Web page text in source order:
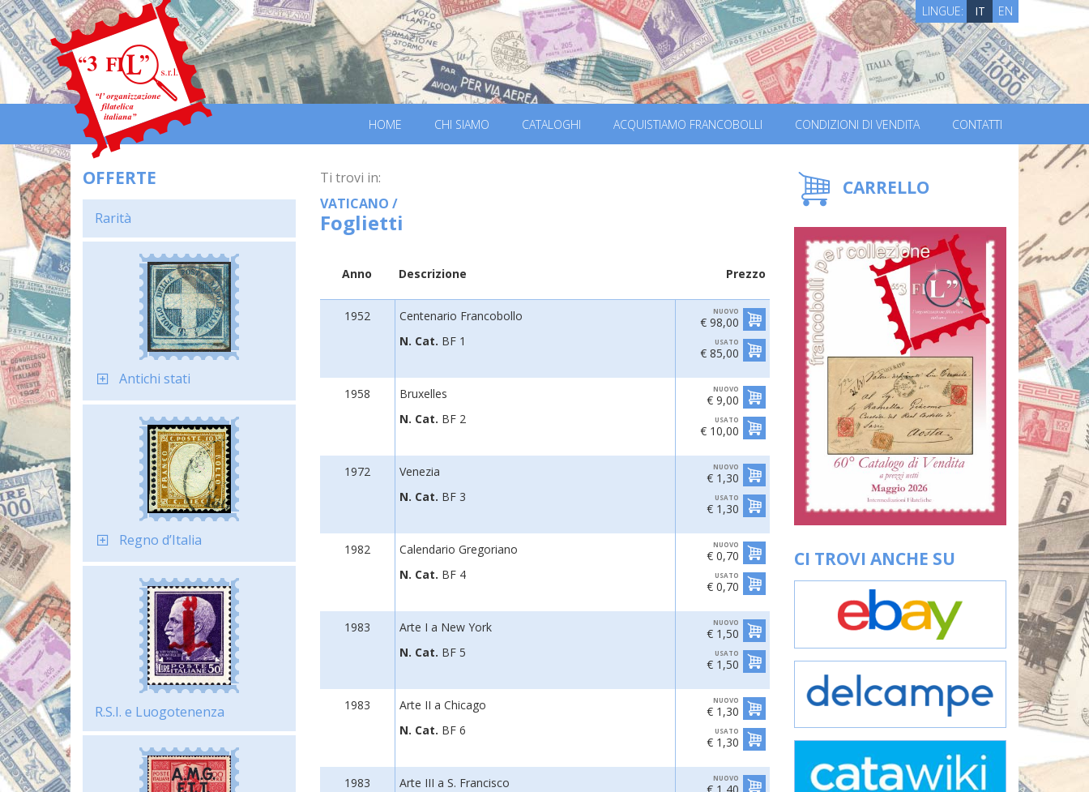
LINGUE: IT EN
HOME CHI SIAMO CATALOGHI ACQUISTIAMO FRANCOBOLLI CONDIZIONI DI VENDITA CONTATTI
OFFERTE
Rarità
Antichi stati
Regno d’Italia
R.S.I. e Luogotenenza
Ti trovi in:
VATICANO /
Foglietti
Anno Descrizione Prezzo
1952
Centenario Francobollo
N. Cat. BF 1
NUOVO
€ 98,00
USATO
€ 85,00
1958
Bruxelles
N. Cat. BF 2
NUOVO
€ 9,00
USATO
€ 10,00
1972
Venezia
N. Cat. BF 3
NUOVO
€ 1,30
USATO
€ 1,30
1982
Calendario Gregoriano
N. Cat. BF 4
NUOVO
€ 0,70
USATO
€ 0,70
1983
Arte I a New York
N. Cat. BF 5
NUOVO
€ 1,50
USATO
€ 1,50
1983
Arte II a Chicago
N. Cat. BF 6
NUOVO
€ 1,30
USATO
€ 1,30
1983
Arte III a S. Francisco
NUOVO
CARRELLO
CI TROVI ANCHE SU